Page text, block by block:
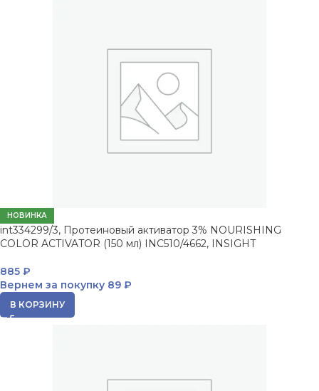
НОВИНКА
int334299/3, Протеиновый активатор 3% NOURISHING
COLOR ACTIVATOR (150 мл) INC510/4662, INSIGHT
885 ₽
Вернем за покупку 89 ₽
В КОРЗИНУ